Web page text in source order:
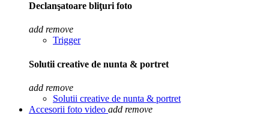
Declanşatoare bliţuri foto
add remove
Trigger
Solutii creative de nunta & portret
add remove
Solutii creative de nunta & portret
Accesorii foto video add remove